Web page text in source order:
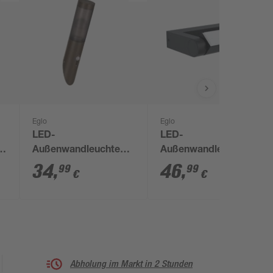
Eglo
LED-
Außenwandleuchte
'Helsinki' mit
Bewegungssensor 15
34,99 €
Eglo
LED-
Außenwandleuchte
'Brianza' 4,8 W 550 lm
warmweiß IP 44 14 x
46,99 €
Abholung im Markt in 2 Stunden